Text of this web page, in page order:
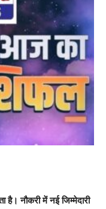
नौकरी में नई जिम्मेदारी